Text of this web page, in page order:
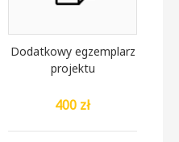
Dodatkowy egzemplarz
projektu
400 zł